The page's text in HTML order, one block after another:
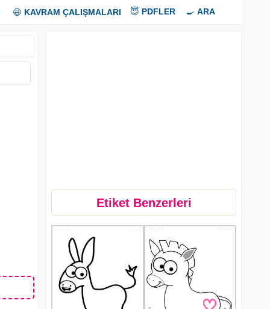
😃 KAVRAM ÇALIŞMALARI 😇 PDFLER 🍳 ARA
Etiket Benzerleri